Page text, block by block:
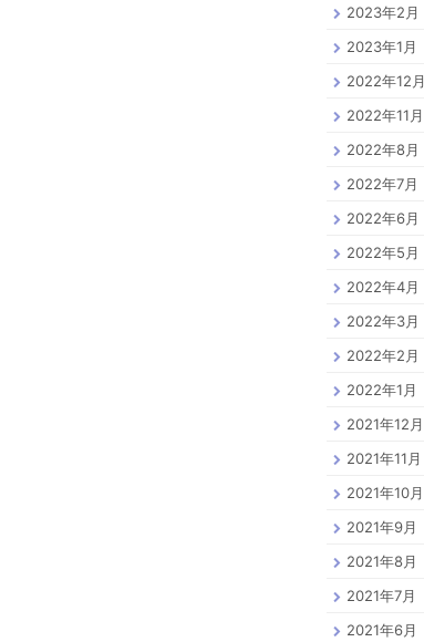
2023年2月
2023年1月
2022年12月
2022年11月
2022年8月
2022年7月
2022年6月
2022年5月
2022年4月
2022年3月
2022年2月
2022年1月
2021年12月
2021年11月
2021年10月
2021年9月
2021年8月
2021年7月
2021年6月